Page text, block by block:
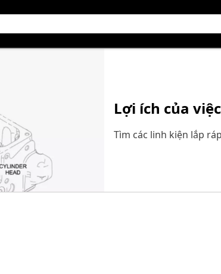
Lợi ích của
Tìm các linh kiện lắp